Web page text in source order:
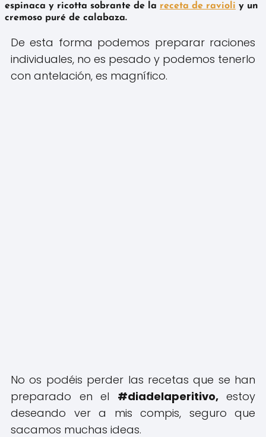
espinaca y ricotta sobrante de la receta de ravioli y un
cremoso puré de calabaza.
De esta forma podemos preparar raciones
individuales, no es pesado y podemos tenerlo
con antelación, es magnífico.
No os podéis perder las recetas que se han
preparado en el #diadelaperitivo,estoy
deseando ver a mis compis, seguro que
sacamos muchas ideas.